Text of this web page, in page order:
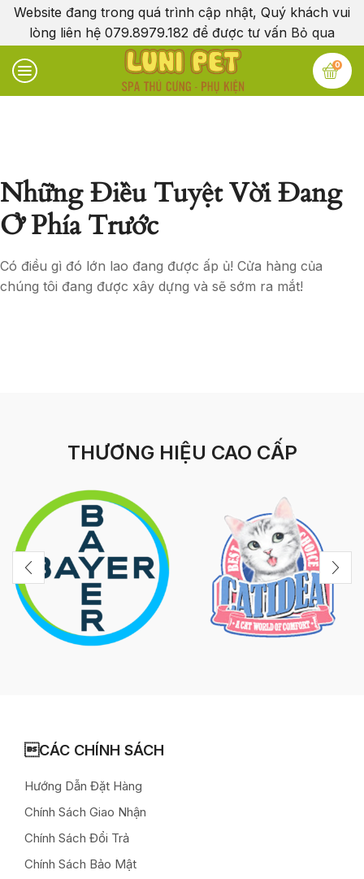
Website đang trong quá trình cập nhật, Quý khách vui
lòng liên hệ 079.8979.182 để được tư vấn Bỏ qua
0
Những Điều Tuyệt Vời Đang
Ở Phía Trước
Có điều gì đó lớn lao đang được ấp ủ! Cửa hàng của
chúng tôi đang được xây dựng và sẽ sớm ra mắt!
THƯƠNG HIỆU CAO CẤP
CÁC CHÍNH SÁCH
Hướng Dẫn Đặt Hàng
Chính Sách Giao Nhận
Chính Sách Đổi Trả
Chính Sách Bảo Mật